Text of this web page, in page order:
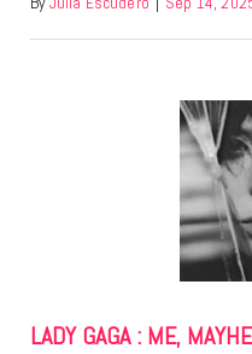
LADY GAGA : ME,